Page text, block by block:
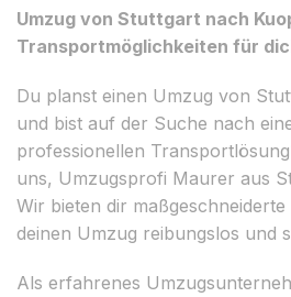
Umzug von Stuttgart nach
Transportmöglichkeiten für
Du planst einen Umzug von
und bist auf der Suche nach
professionellen
uns, Umzugsprofi Maurer aus
Wir bieten dir maßgeschneiderte
deinen Umzug reibungslos und
Als erfahrenes